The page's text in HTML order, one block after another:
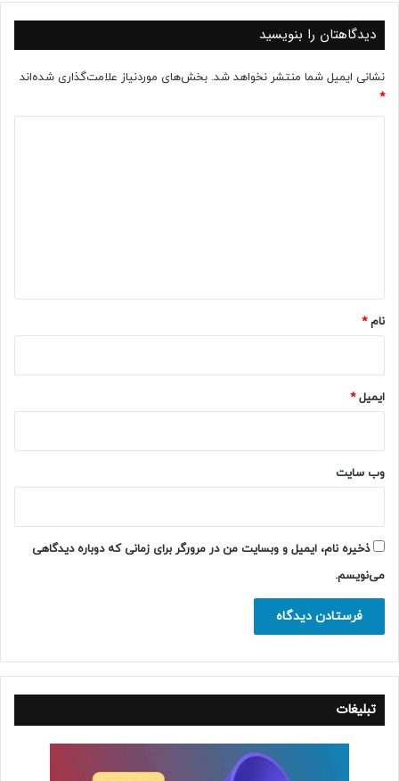
دیدگاهتان را بنویسید
نشانی ایمیل شما منتشر نخواهد شد. بخش‌های موردنیاز علامت‌گذاری شده‌اند
*
نام*
ایمیل*
وب‌ سایت
ذخیره نام، ایمیل و وبسایت من در مرورگر برای زمانی که دوباره دیدگاهی
می‌نویسم.
تبلیغات